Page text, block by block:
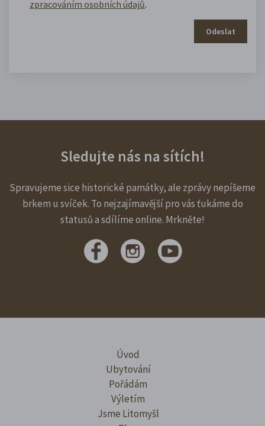
zpracováním osobních údajů.
Odeslat
Sledujte nás na sítích!
Spravujeme sice historické památky, ale zprávy nepíšeme
brkem u svíček. To nejzajímavější pro vás ťukáme do
statusů a sdílíme online. Mrkněte!
Úvod
Ubytování
Pořádám
Výletím
Jsme Litomyšl